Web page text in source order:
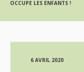
OCCUPE LES ENFANTS !
6 AVRIL 2020